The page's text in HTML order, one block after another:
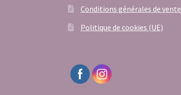
Conditions générales de vente
Politique de cookies (UE)